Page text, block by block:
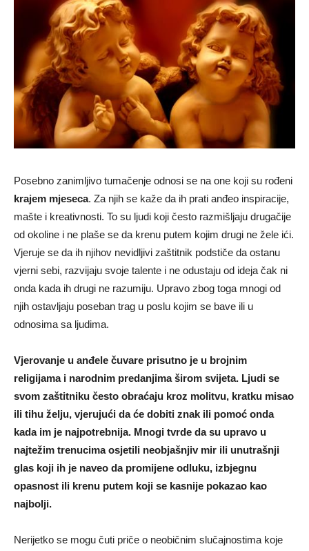
Posebno zanimljivo tumačenje odnosi se na one koji su rođeni
krajem mjeseca. Za njih se kaže da ih prati anđeo inspiracije,
mašte i kreativnosti. To su ljudi koji često razmišljaju drugačije
od okoline i ne plaše se da krenu putem kojim drugi ne žele ići.
Vjeruje se da ih njihov nevidljivi zaštitnik podstiče da ostanu
vjerni sebi, razvijaju svoje talente i ne odustaju od ideja čak ni
onda kada ih drugi ne razumiju. Upravo zbog toga mnogi od
njih ostavljaju poseban trag u poslu kojim se bave ili u
odnosima sa ljudima.
Vjerovanje u anđele čuvare prisutno je u brojnim
religijama i narodnim predanjima širom svijeta. Ljudi se
svom zaštitniku često obraćaju kroz molitvu, kratku misao
ili tihu želju, vjerujući da će dobiti znak ili pomoć onda
kada im je najpotrebnija. Mnogi tvrde da su upravo u
najtežim trenucima osjetili neobjašnjiv mir ili unutrašnji
glas koji ih je naveo da promijene odluku, izbjegnu
opasnost ili krenu putem koji se kasnije pokazao kao
najbolji.
Nerijetko se mogu čuti priče o neobičnim slučajnostima koje